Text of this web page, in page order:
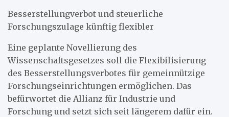
Besserstellungverbot und steuerliche
Forschungszulage künftig flexibler
Eine geplante Novellierung des
Wissenschaftsgesetzes soll die Flexibilisierung
des Besserstellungsverbotes für gemeinnützige
Forschungseinrichtungen ermöglichen. Das
befürwortet die Allianz für Industrie und
Forschung und setzt sich seit längerem dafür ein.